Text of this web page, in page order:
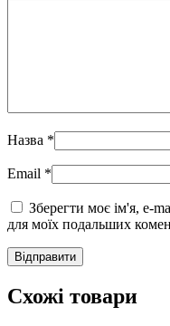
Назва *
Email *
Зберегти моє ім'я, e-
для моїх подальших
Схожі товари